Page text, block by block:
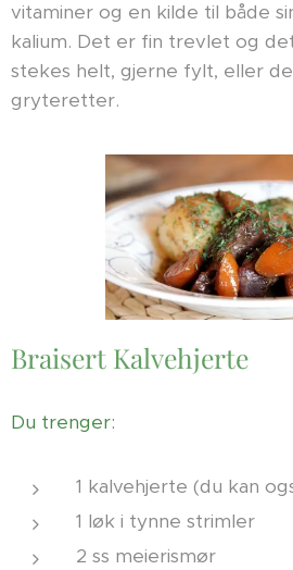
vitaminer og en kilde til både
kalium. Det er fin trevlet og
stekes helt, gjerne fylt, eller
gryteretter.
Braisert Kalvehjerte
Du trenger:
1 kalvehjerte (du kan
1 løk i tynne strimler
2 ss meierismør